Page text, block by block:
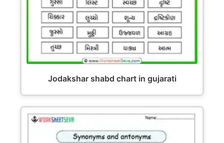
Jodakshar shabd chart in gujarati